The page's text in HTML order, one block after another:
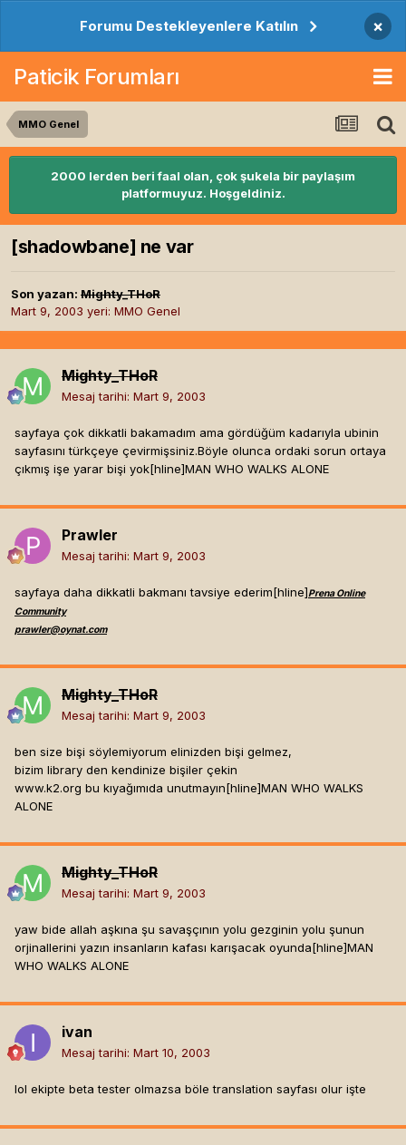
Forumu Destekleyenlere Katılın ×
Paticik Forumları
MMO Genel
2000 lerden beri faal olan, çok şukela bir paylaşım
platformuyuz. Hoşgeldiniz.
[shadowbane] ne var
Son yazan: Mighty_THoR
Mart 9, 2003 yeri: MMO Genel
Mighty_THoR
Mesaj tarihi: Mart 9, 2003
sayfaya çok dikkatli bakamadım ama gördüğüm kadarıyla ubinin
sayfasını türkçeye çevirmişsiniz.Böyle olunca ordaki sorun ortaya
çıkmış işe yarar bişi yok[hline]MAN WHO WALKS ALONE
Prawler
Mesaj tarihi: Mart 9, 2003
sayfaya daha dikkatli bakmanı tavsiye ederim[hline]Prena Online
Community
prawler@oynat.com
Mighty_THoR
Mesaj tarihi: Mart 9, 2003
ben size bişi söylemiyorum elinizden bişi gelmez,
bizim library den kendinize bişiler çekin
www.k2.org bu kıyağımıda unutmayın[hline]MAN WHO WALKS
ALONE
Mighty_THoR
Mesaj tarihi: Mart 9, 2003
yaw bide allah aşkına şu savaşçının yolu gezginin yolu şunun
orjinallerini yazın insanların kafası karışacak oyunda[hline]MAN
WHO WALKS ALONE
ivan
Mesaj tarihi: Mart 10, 2003
lol ekipte beta tester olmazsa böle translation sayfası olur işte